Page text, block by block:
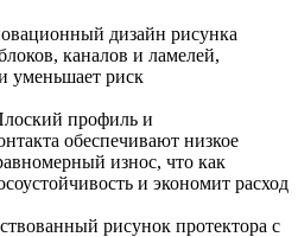
дизайн рисунка
каналов и ламелей,
уменьшает риск
профиль и
обеспечивают низкое
износ, что как
и экономит расход
рисунок протектора с